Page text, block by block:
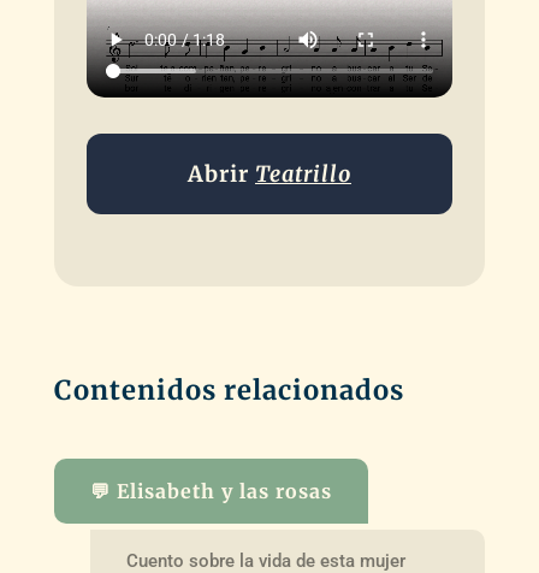
Abrir Teatrillo
Contenidos relacionados
💬 Elisabeth y las rosas
Cuento sobre la vida de esta mujer